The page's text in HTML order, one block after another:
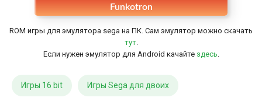
Funkotron
ROM игры для эмулятора sega на ПК. Сам эмулятор можно скачать
тут.
Если нужен эмулятор для Android качайте здесь.
Игры 16 bit Игры Sega для двоих